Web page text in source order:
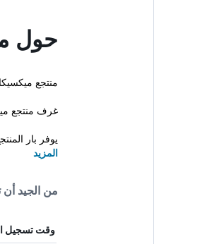
حول
منتجع
غرف منتجع
يوفر بار
المزيد
من الجيد أن
وقت تسجيل